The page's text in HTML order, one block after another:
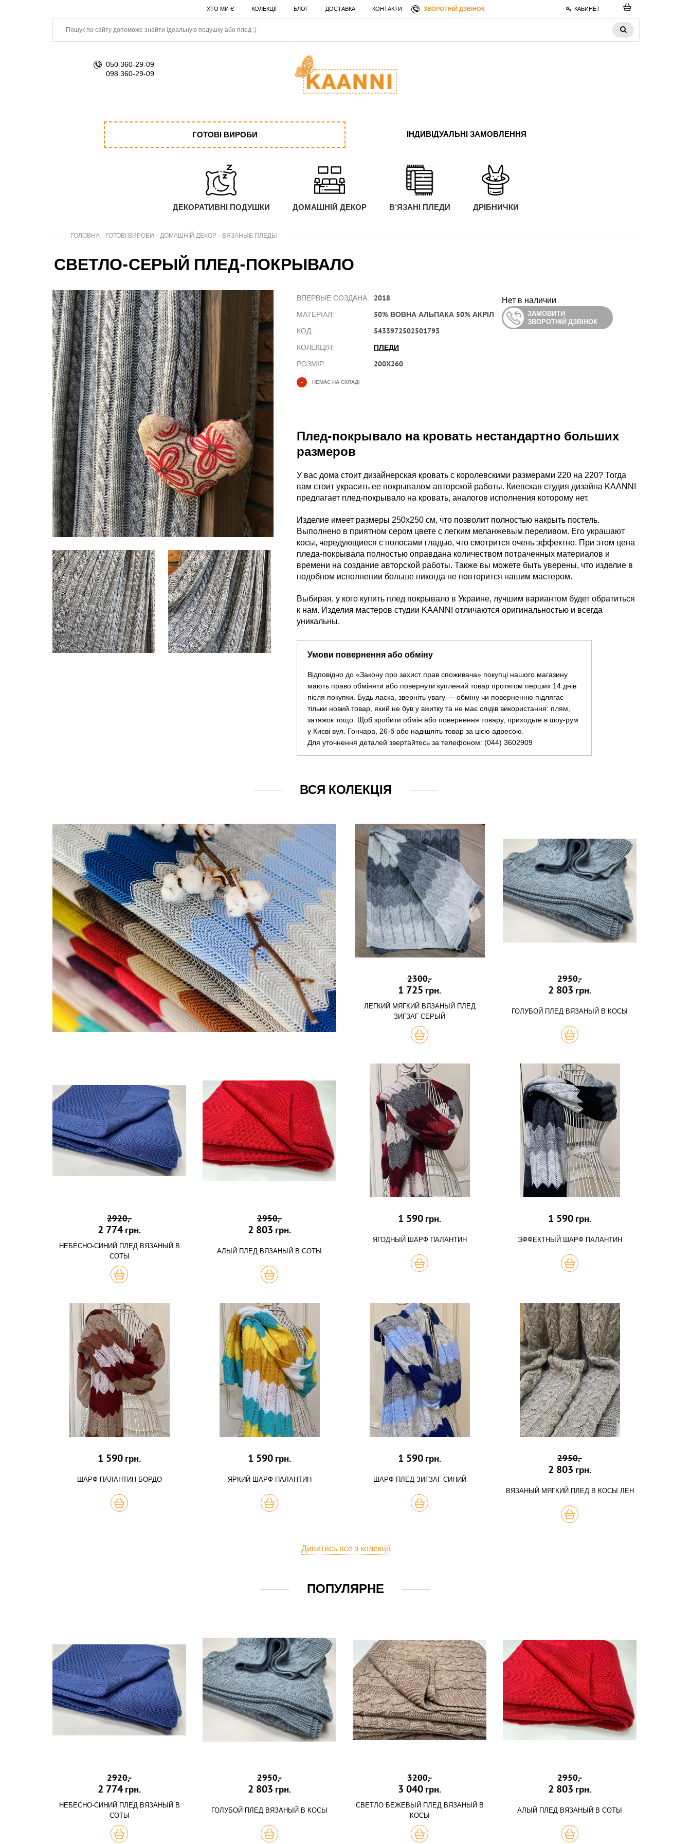
ХТО МИ Є КОЛЕКЦІЇ БЛОГ ДОСТАВКА КОНТАКТИ ЗВОРОТНІЙ ДЗВІНОК КАБИНЕТ
050 360-29-09
098 360-29-09
ГОТОВІ ВИРОБИ ІНДИВІДУАЛЬНІ ЗАМОВЛЕННЯ
ДЕКОРАТИВНІ ПОДУШКИ ДОМАШНІЙ ДЕКОР В'ЯЗАНІ ПЛЕДИ ДРІБНИЧКИ
ГОЛОВНА - ГОТОВІ ВИРОБИ - ДОМАШНІЙ ДЕКОР - ВЯЗАНЫЕ ПЛЕДЫ
СВЕТЛО-СЕРЫЙ ПЛЕД-ПОКРЫВАЛО
ВПЕРВЫЕ СОЗДАНА: 2018
МАТЕРІАЛ: 50% ВОВНА АЛЬПАКА 50% АКРІЛ
КОД: 5433972502501793
КОЛЕКЦІЯ: ПЛЕДИ
РОЗМІР: 200Х260
Нет в наличии
ЗАМОВИТИ
ЗВОРОТНІЙ ДЗВІНОК
- НЕМАЄ НА СКЛАДІ
Плед-покрывало на кровать нестандартно больших
размеров
У вас дома стоит дизайнерская кровать с королевскими размерами 220 на 220? Тогда
вам стоит украсить ее покрывалом авторской работы. Киевская студия дизайна KAANNI
предлагает плед-покрывало на кровать, аналогов исполнения которому нет.
Изделие имеет размеры 250х250 см, что позволит полностью накрыть постель.
Выполнено в приятном сером цвете с легким меланжевым переливом. Его украшают
косы, чередующиеся с полосами гладью, что смотрится очень эффектно. При этом цена
пледа-покрывала полностью оправдана количеством потраченных материалов и
времени на создание авторской работы. Также вы можете быть уверены, что изделие в
подобном исполнении больше никогда не повторится нашим мастером.
Выбирая, у кого купить плед покрывало в Украине, лучшим вариантом будет обратиться
к нам. Изделия мастеров студии KAANNI отличаются оригинальностью и всегда
уникальны.
Умови повернення або обміну
Відповідно до «Закону про захист прав споживача» покупці нашого магазину
мають право обміняти або повернути куплений товар протягом перших 14 днів
після покупки. Будь ласка, зверніть увагу — обміну чи поверненню підлягає
тільки новий товар, який не був у вжитку та не має слідів використання: плям,
затяжок тощо. Щоб зробити обмін або повернення товару, приходьте в шоу-рум
у Києві вул. Гончара, 26-б або надішліть товар за цією адресою.
Для уточнення деталей звертайтесь за телефоном: (044) 3602909
ВСЯ КОЛЕКЦІЯ
2300,-
1 725 грн.
ЛЕГКИЙ МЯГКИЙ ВЯЗАНЫЙ ПЛЕД
ЗИГЗАГ СЕРЫЙ
КУПИТЬ
2950,-
2 803 грн.
ГОЛУБОЙ ПЛЕД ВЯЗАНЫЙ В КОСЫ
КУПИТЬ
2920,-
2 774 грн.
НЕБЕСНО-СИНИЙ ПЛЕД ВЯЗАНЫЙ В
СОТЫ
КУПИТЬ
2950,-
2 803 грн.
АЛЫЙ ПЛЕД ВЯЗАНЫЙ В СОТЫ
КУПИТЬ
1 590 грн.
ЯГОДНЫЙ ШАРФ ПАЛАНТИН
КУПИТЬ
1 590 грн.
ЭФФЕКТНЫЙ ШАРФ ПАЛАНТИН
КУПИТЬ
1 590 грн.
ШАРФ ПАЛАНТИН БОРДО
КУПИТЬ
1 590 грн.
ЯРКИЙ ШАРФ ПАЛАНТИН
КУПИТЬ
1 590 грн.
ШАРФ ПЛЕД ЗИГЗАГ СИНИЙ
КУПИТЬ
2950,-
2 803 грн.
ВЯЗАНЫЙ МЯГКИЙ ПЛЕД В КОСЫ ЛЕН
КУПИТЬ
Дивитись все з колекції
ПОПУЛЯРНЕ
2920,-
2 774 грн.
НЕБЕСНО-СИНИЙ ПЛЕД ВЯЗАНЫЙ В
СОТЫ
КУПИТЬ
2950,-
2 803 грн.
ГОЛУБОЙ ПЛЕД ВЯЗАНЫЙ В КОСЫ
КУПИТЬ
3200,-
3 040 грн.
СВЕТЛО БЕЖЕВЫЙ ПЛЕД ВЯЗАНЫЙ В
КОСЫ
КУПИТЬ
2950,-
2 803 грн.
АЛЫЙ ПЛЕД ВЯЗАНЫЙ В СОТЫ
КУПИТЬ